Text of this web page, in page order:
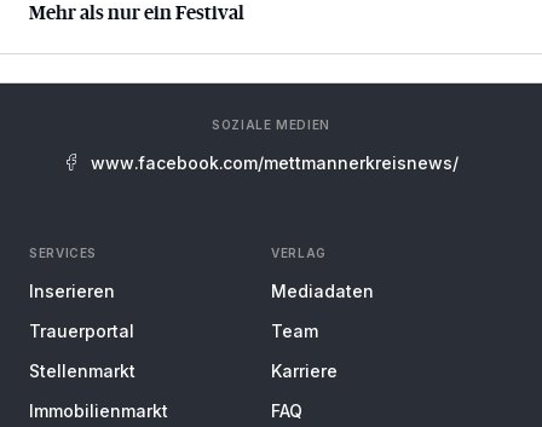
Mehr als nur ein Festival
SOZIALE MEDIEN
www.facebook.com/mettmannerkreisnews/
SERVICES
Inserieren
Trauerportal
Stellenmarkt
Immobilienmarkt
VERLAG
Mediadaten
Team
Karriere
FAQ